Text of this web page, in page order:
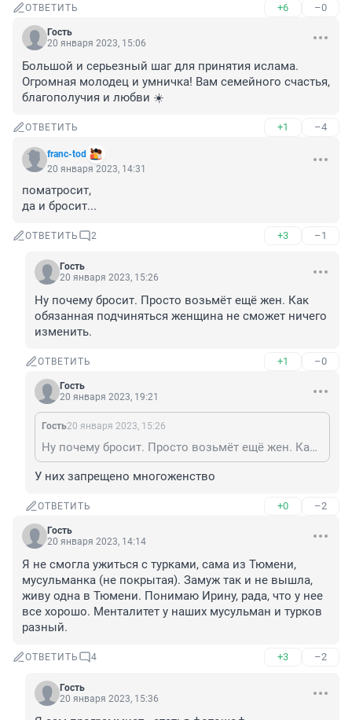
ОТВЕТИТЬ +6 –0
Гость
20 января 2023, 15:06
Большой и серьезный шаг для принятия ислама.
Огромная молодец и умничка! Вам семейного счастья,
благополучия и любви ☀️
ОТВЕТИТЬ +1 –4
franc-tod
20 января 2023, 14:31
поматросит,
да и бросит...
ОТВЕТИТЬ 2 +3 –1
Гость
20 января 2023, 15:26
Ну почему бросит. Просто возьмёт ещё жен. Как
обязанная подчиняться женщина не сможет ничего
изменить.
ОТВЕТИТЬ +1 –0
Гость
20 января 2023, 19:21
Гость20 января 2023, 15:26
Ну почему бросит. Просто возьмёт ещё жен. Как обязанная подчиняться женщина не сможет ничего изменить.
У них запрещено многоженство
ОТВЕТИТЬ +0 –2
Гость
20 января 2023, 14:14
Я не смогла ужиться с турками, сама из Тюмени,
мусульманка (не покрытая). Замуж так и не вышла,
живу одна в Тюмени. Понимаю Ирину, рада, что у нее
все хорошо. Менталитет у наших мусульман и турков
разный.
ОТВЕТИТЬ 4 +3 –2
Гость
20 января 2023, 15:36